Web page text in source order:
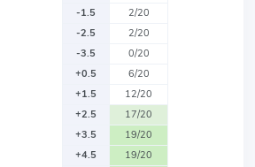
-1.5
2/20
-2.5
2/20
-3.5
0/20
+0.5
6/20
+1.5
12/20
+2.5
17/20
+3.5
19/20
+4.5
19/20